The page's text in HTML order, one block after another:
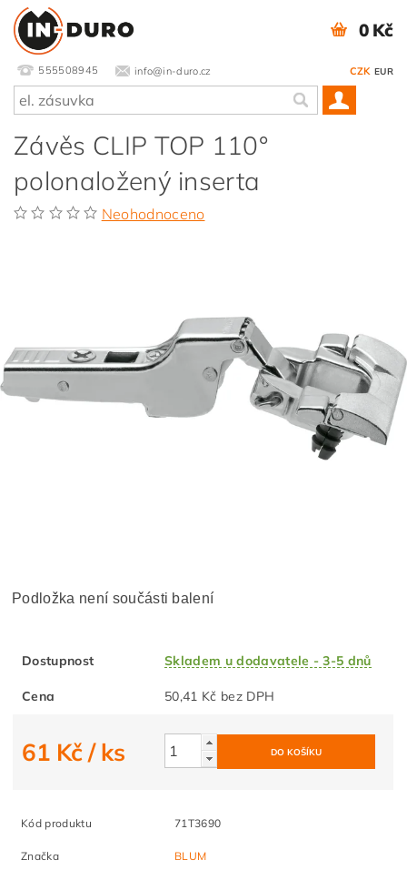
555508945 info@in-duro.cz CZK EUR
0 Kč
Závěs CLIP TOP 110°
polonaložený inserta
Neohodnoceno
Podložka není součásti balení
Dostupnost Skladem u dodavatele - 3-5 dnů
Cena 50,41 Kč bez DPH
61 Kč/ ks
Kód produktu 71T3690
Značka BLUM